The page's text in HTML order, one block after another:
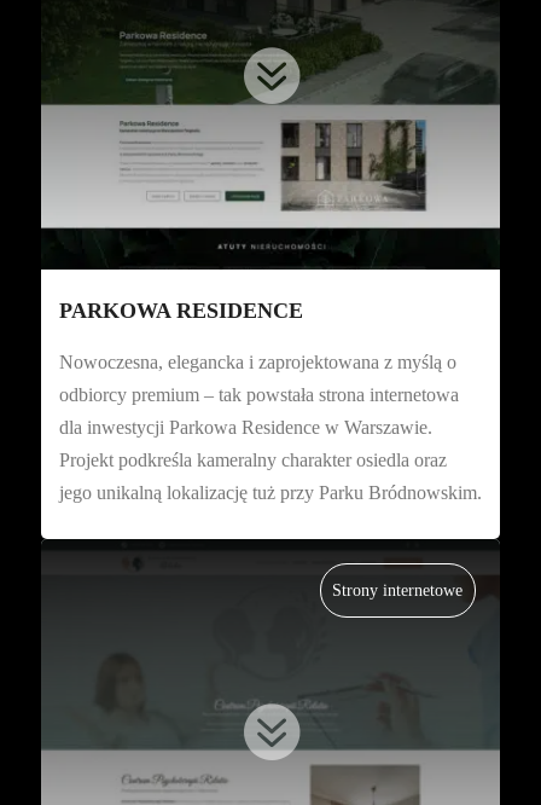

PARKOWA RESIDENCE
Nowoczesna, elegancka i zaprojektowana z myślą o
odbiorcy premium – tak powstała strona internetowa
dla inwestycji Parkowa Residence w Warszawie.
Projekt podkreśla kameralny charakter osiedla oraz
jego unikalną lokalizację tuż przy Parku Bródnowskim.
Strony internetowe
